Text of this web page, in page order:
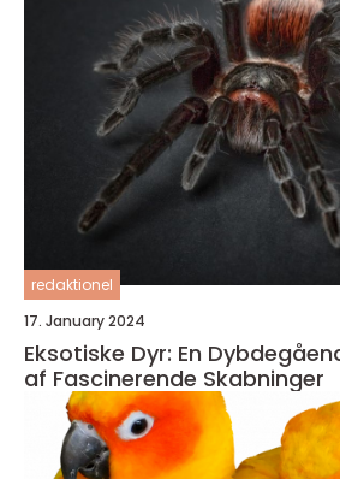
redaktionel
17. January 2024
Eksotiske Dyr: En
af Fascinerende Skabninger